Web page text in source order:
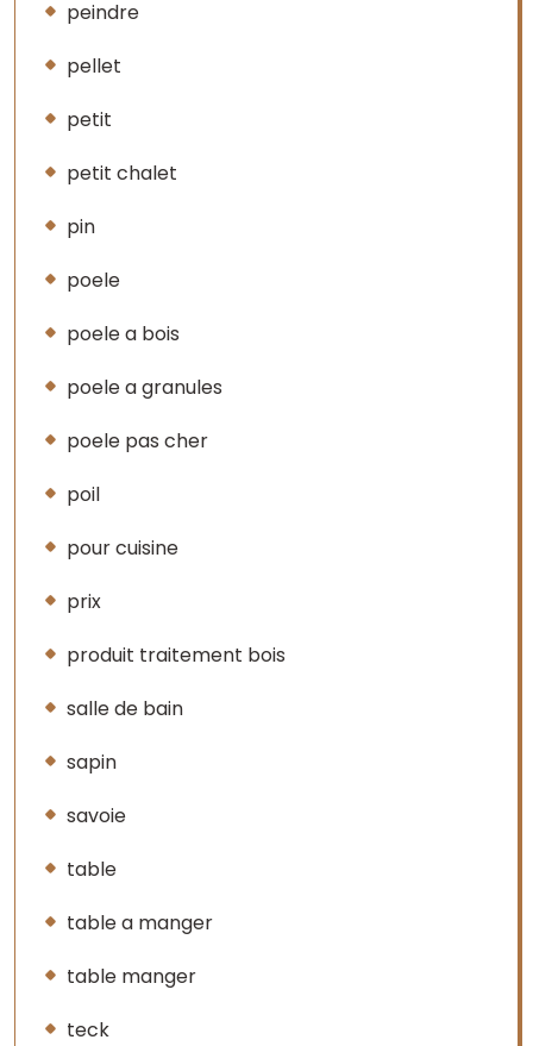
peindre
pellet
petit
petit chalet
pin
poele
poele a bois
poele a granules
poele pas cher
poil
pour cuisine
prix
produit traitement bois
salle de bain
sapin
savoie
table
table a manger
table manger
teck